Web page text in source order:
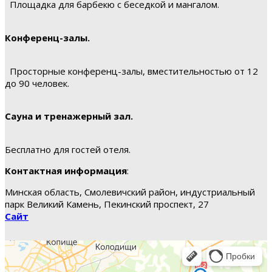
Площадка для барбекю с беседкой и мангалом.
Конференц-залы.
Просторные конференц-залы, вместительностью от 12
до 90 человек.
Сауна и тренажерный зал.
Бесплатно для гостей отеля.
Контактная информация:
Минская область, Смолевичский район, индустриальный
парк Великий Камень, Пекинский проспект, 27
Сайт